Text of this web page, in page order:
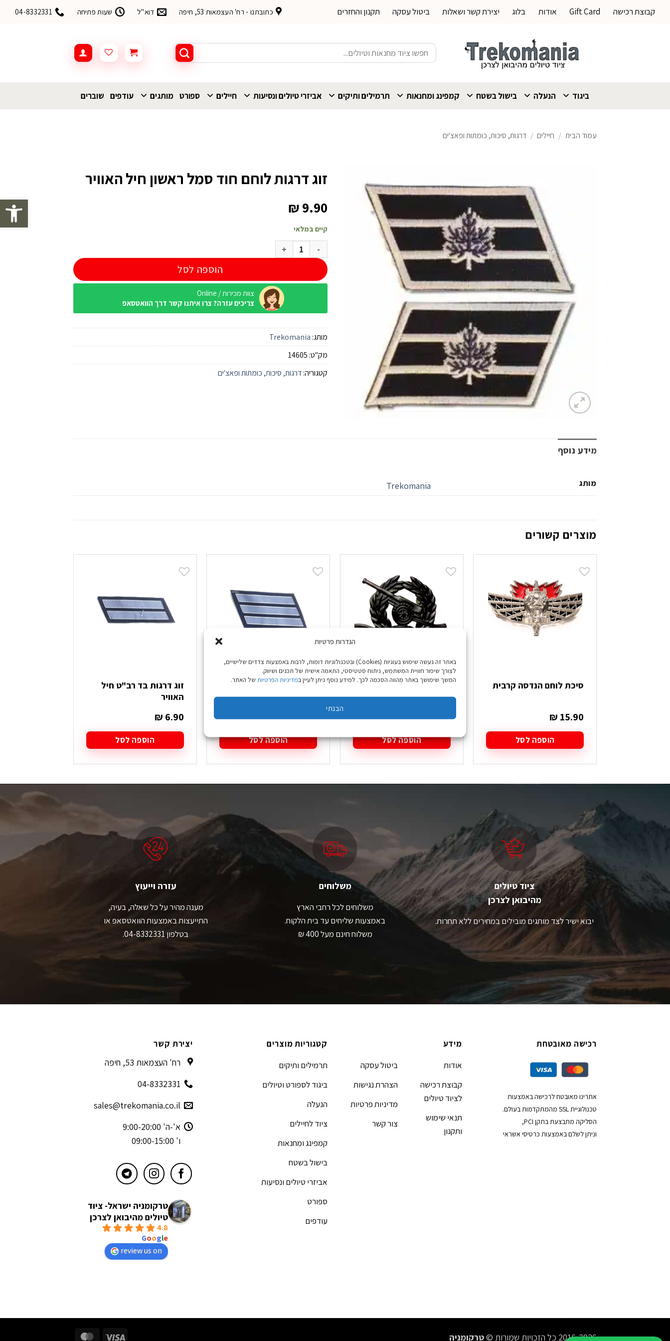
פתח
הגדרות פרטיות
באתר זה נעשה שימוש בעוגיות (Cookies) ובטכנולוגיות דומות, לרבות באמצעות צדדים שלישיים,
לצורך שיפור חוויית המשתמש, ניתוח סטטיסטי, התאמה אישית של תכנים ושיווק.
המשך שימושך באתר מהווה הסכמה לכך. למידע נוסף ניתן לעיין במדיניות הפרטיות של האתר.
הבנתי
קבוצת רכישה Gift Card אודות בלוג יצירת קשר ושאלות ביטול עסקה תקנון והחזרים כתובתנו - רח' העצמאות 53, חיפה דוא"ל שעות פתיחה 04-8332331
חיפוש
עבור:
ביגוד הנעלה בישול בשטח קמפינג ומחנאות תרמילים ותיקים אביזרי טיולים ונסיעות חיילים ספורט מותגים עודפים שוברים
עמוד הבית / חיילים / דרגות, סיכות, כומתות ופאצ'ים
זוג דרגות לוחם חוד סמל ראשון חיל האוויר
₪9.90
קיים במלאי
כמות של זוג דרגות לוחם חוד סמל ראשון חיל האוויר
הוספה לסל
צוות מכירות / Online
צריכים עזרה? צרו איתנו קשר דרך הוואטסאפ
מותג: Trekomania
מק"ט: 14605
קטגוריה:דרגות, סיכות, כומתות ופאצ'ים
מידע נוסף
מותג Trekomania
מוצרים קשורים
סיכת לוחם הנדסה קרבית
₪ 15.90
הוספה לסל
סיכת כומתה חיל תותחנים
₪19.90
הוספה לסל
זוג דרגות בד סמל חיל
האוויר
₪6.90
הוספה לסל
זוג דרגות בד רב"ט חיל
האוויר
₪ 6.90
הוספה לסל
ציוד טיולים
מהיבואן לצרכן
יבוא ישיר לצד מותגים מובילים במחירים ללא תחרות.
משלוחים
משלוחים לכל רחבי הארץ
באמצעות שליחים עד בית הלקוח.
משלוח חינם מעל 400 ₪
עזרה וייעוץ
מענה מהיר על כל שאלה, בעיה,
התייעצות באמצעות הוואטסאפ או
בטלפון 04-8332331.
רכישה מאובטחת
אתרינו מאובטח לרכישה באמצעות
טכנולוגיית SSL מהמתקדמות בעולם.
הסליקה מתבצעת בתקן PCI,
וניתן לשלם באמצעות כרטיסי אשראי
מידע
אודות
קבוצת רכישה
לציוד טיולים
תנאי שימוש
ותקנון
ביטול עסקה
הצהרת נגישות
מדיניות פרטיות
צור קשר
קטגוריות מוצרים
תרמילים ותיקים
ביגוד לספורט וטיולים
הנעלה
ציוד לחיילים
קמפינג ומחנאות
בישול בשטח
אביזרי טיולים ונסיעות
ספורט
עודפים
יצירת קשר
רח' העצמאות 53, חיפה
04-8332331
sales@trekomania.co.il
א'-ה' 9:00-20:00
ו' 09:00-15:00
טרקומניה ישראל- ציוד
טיולים מהיבואן לצרכן
4.8
Google
review us on
Visa 2016-2026 כל הזכויות שמורות © טרקומניה